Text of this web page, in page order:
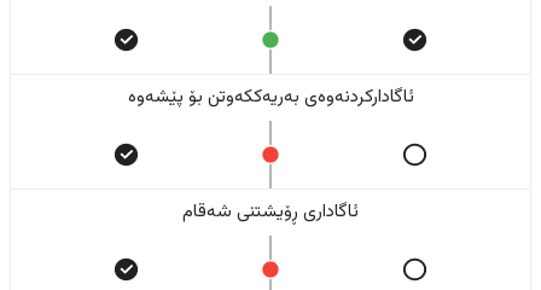
ئاگادارکردنەوەی بەریەککەوتن بۆ پێشەوە
ئاگاداری ڕۆیشتنی شەقام